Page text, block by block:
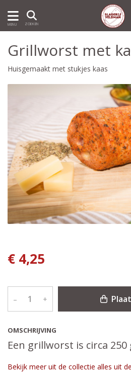
MENU ZOEKEN
OMSCHRIJVING
Een grillworst is circa 250
Grillworst met
Huisgemaakt met stukjes kaas
€ 4,25
– +
Bekijk meer uit de collectie alles uit